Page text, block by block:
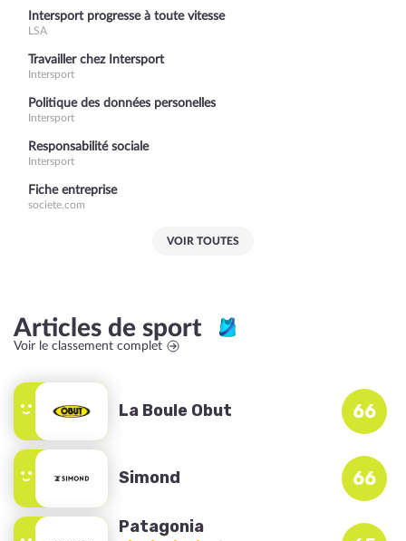
Intersport progresse à toute vitesse
LSA
Travailler chez Intersport
Intersport
Politique des données personelles
Intersport
Responsabilité sociale
Intersport
Fiche entreprise
societe.com
VOIR TOUTES
Articles de sport
Voir le classement complet
La Boule Obut 66
Simond 66
Patagonia